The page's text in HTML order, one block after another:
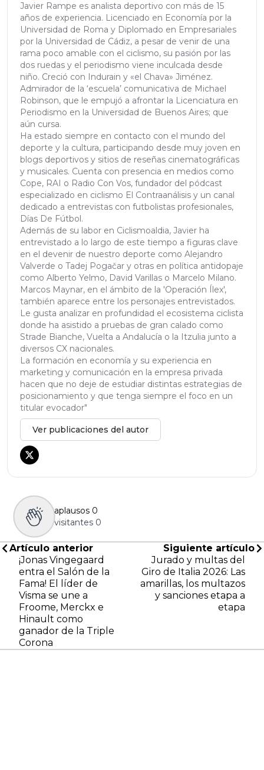
Javier Rampe es analista deportivo con más de 15
años de experiencia. Licenciado en Economía por la
Universidad de Roma y Diplomado en Empresariales
por la Universidad de Cádiz, a pesar de venir de una
rama poco amable con el ciclismo, su pasión por las
dos ruedas y el periodismo viene inculcada desde
niño. Creció con Indurain y «el Chava» Jiménez.
Admirador de la ‘escuela’ comunicativa de Michael
Robinson, que le empujó a afrontar la Licenciatura en
Periodismo en la Universidad de Buenos Aires; que
aún cursa.
Ha estado siempre en contacto con el mundo del
deporte y la cultura, participando desde muy joven en
blogs deportivos y sitios de reseñas cinematográficas
y musicales. Cuenta con presencia en medios como
Cope, RAI o Radio Con Vos, fundador del pódcast
especializado en ciclismo El Contraanálisis y un canal
dedicado a entrevistas con futbolistas profesionales,
Días De Fútbol.
Además de su labor en Ciclismoaldia, Javier ha
entrevistado a lo largo de este tiempo a figuras clave
en el devenir de nuestro deporte como Alejandro
Valverde o Tadej Pogačar y otras en política antidopaje
como Alberto Yelmo, David Varillas o Marcelo Milano.
Marcos Maynar, en el ámbito de la 'Operación Ílex',
también aparece entre los personajes entrevistados.
Le gusta analizar en profundidad el ecosistema ciclista
donde ha asistido a pruebas de gran calado como
Strade Bianche, Vuelta a Andalucía o la Itzulia junto a
diversos CX nacionales.
La formación en economía y su experiencia en
marketing y comunicación en la empresa privada
hacen que no deje de estudiar distintas estrategias de
posicionamiento y que tenga siempre el foco en un
titular evocador"
Ver publicaciones del autor
aplausos 0
visitantes 0
Artículo anterior
¡Jonas Vingegaard
entra el Salón de la
Fama! El líder de
Visma se une a
Froome, Merckx e
Hinault como
ganador de la Triple
Corona
Siguiente artículo
Jurado y multas del
Giro de Italia 2026: Las
amarillas, los multazos
y sanciones etapa a
etapa